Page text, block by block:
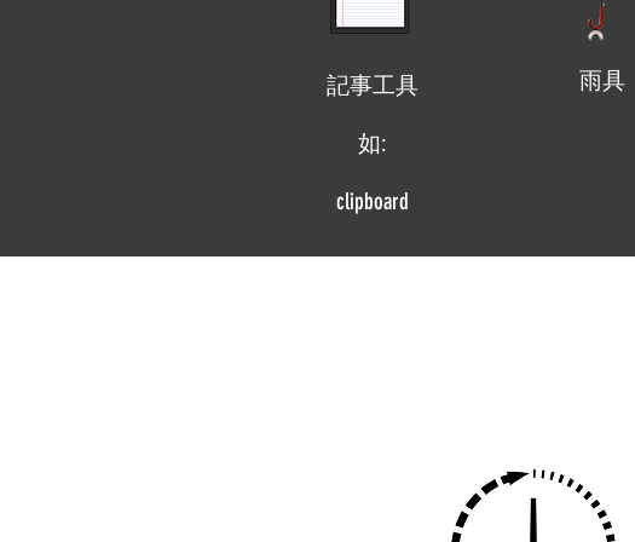
記事工具
如:
clipboard
​雨具